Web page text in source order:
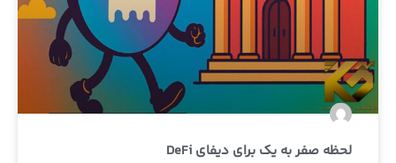
لحظه صفر به یک برای دیفای DeFi